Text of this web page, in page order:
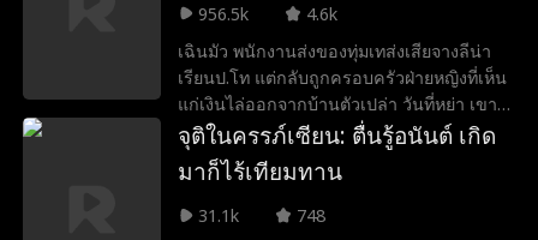
เผ่าอสูรที่ได้ทรัพยากรไปจนลำพองใจคิดว่าตน
ไร้เทียมทาน จึงบังอาจไปท้าทายชวินอีกครั้ง
ผลสุดท้ายกลับถูกชวินกำจัดสิ้นซากเพียง
กระบวนท่าเดียว
ให้มนุษย์ล่มสลายไปพร้อมความแค้น หรือจะ
กลับมาเป็นความหวังสุดท้าย เพื่อช่วยเผ่าพันธุ์
มนุษย์อีกครั้งหนึ่ง…
แผนร้ายของน้องสาว ถูซานเฝ่ยเยว่ และมังกร
ปีศาจ จู๋อิน จากศึกชิงดินแดนสู่บัลลังก์มหาเทวี
เฉาเหยารวบรวมกำลังจนได้ขึ้นเป็นองค์มหา
เทวีแห่งภพปีศาจ พลิกชะตากรรมอันโหดร้าย
ในอดีตชาติได้อย่างงดงาม
956.5k
4.6k
เฉินมัว พนักงานส่งของทุ่มเทส่งเสียจางลีน่า
เรียนป.โท แต่กลับถูกครอบครัวฝ่ายหญิงที่เห็น
แก่เงินไล่ออกจากบ้านตัวเปล่า วันที่หย่า เขา
บังเอิญช่วยชีวิตมหาเศรษฐีซู่เจิ้นปังจากอาการ
หัวใจกำเริบ เพื่อตอบแทนคุณและรับมือกับการ
ถูกเร่งรัดแต่งงาน ซู่ชิงเสวี่ย หลานสาวสุดเย็น
ชาของเขาจึงทำสัญญาแต่งงาน 1 ปีกับเฉินมัว
จุติในครรภ์เซียน: ตื่นรู้อนันต์ เกิด
มาก็ไร้เทียมทาน
31.1k
748